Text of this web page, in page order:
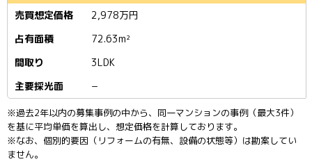
2,978万円
72.63m²
3LDK
−
※過去2年以内の募集事例の中から、同一マンションの事例（最大3件）
を基に平均単価を算出し、想定価格を計算しております。
※なお、個別的要因（リフォームの有無、設備の状態等）は勘案してい
ません。